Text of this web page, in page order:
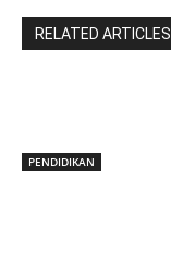
RELATED ARTICLES
PENDIDIKAN